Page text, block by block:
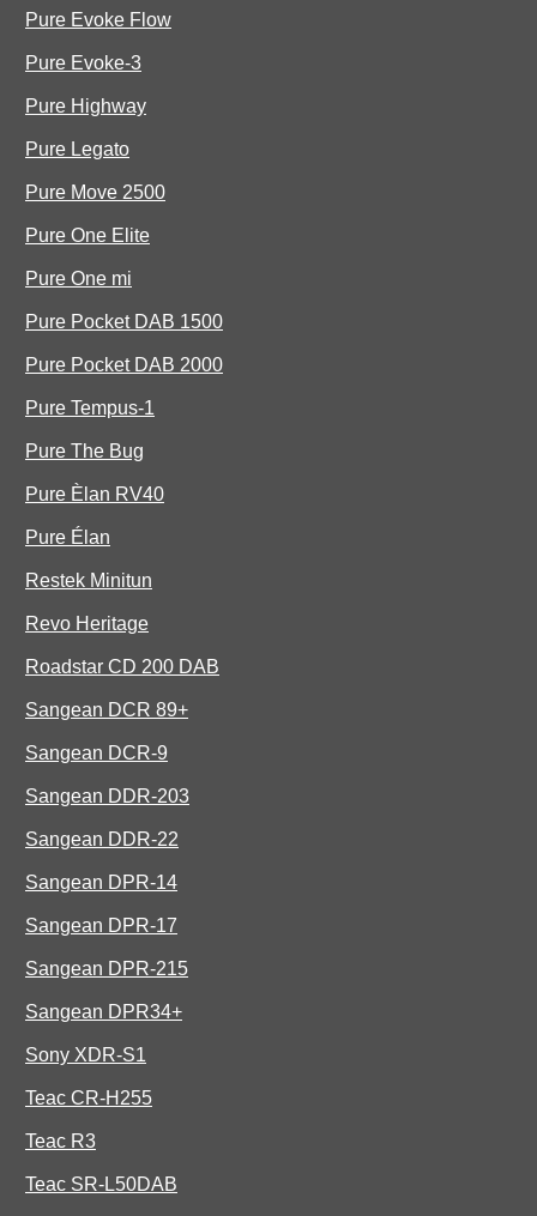
Pure Evoke Flow
Pure Evoke-3
Pure Highway
Pure Legato
Pure Move 2500
Pure One Elite
Pure One mi
Pure Pocket DAB 1500
Pure Pocket DAB 2000
Pure Tempus-1
Pure The Bug
Pure Èlan RV40
Pure Élan
Restek Minitun
Revo Heritage
Roadstar CD 200 DAB
Sangean DCR 89+
Sangean DCR-9
Sangean DDR-203
Sangean DDR-22
Sangean DPR-14
Sangean DPR-17
Sangean DPR-215
Sangean DPR34+
Sony XDR-S1
Teac CR-H255
Teac R3
Teac SR-L50DAB